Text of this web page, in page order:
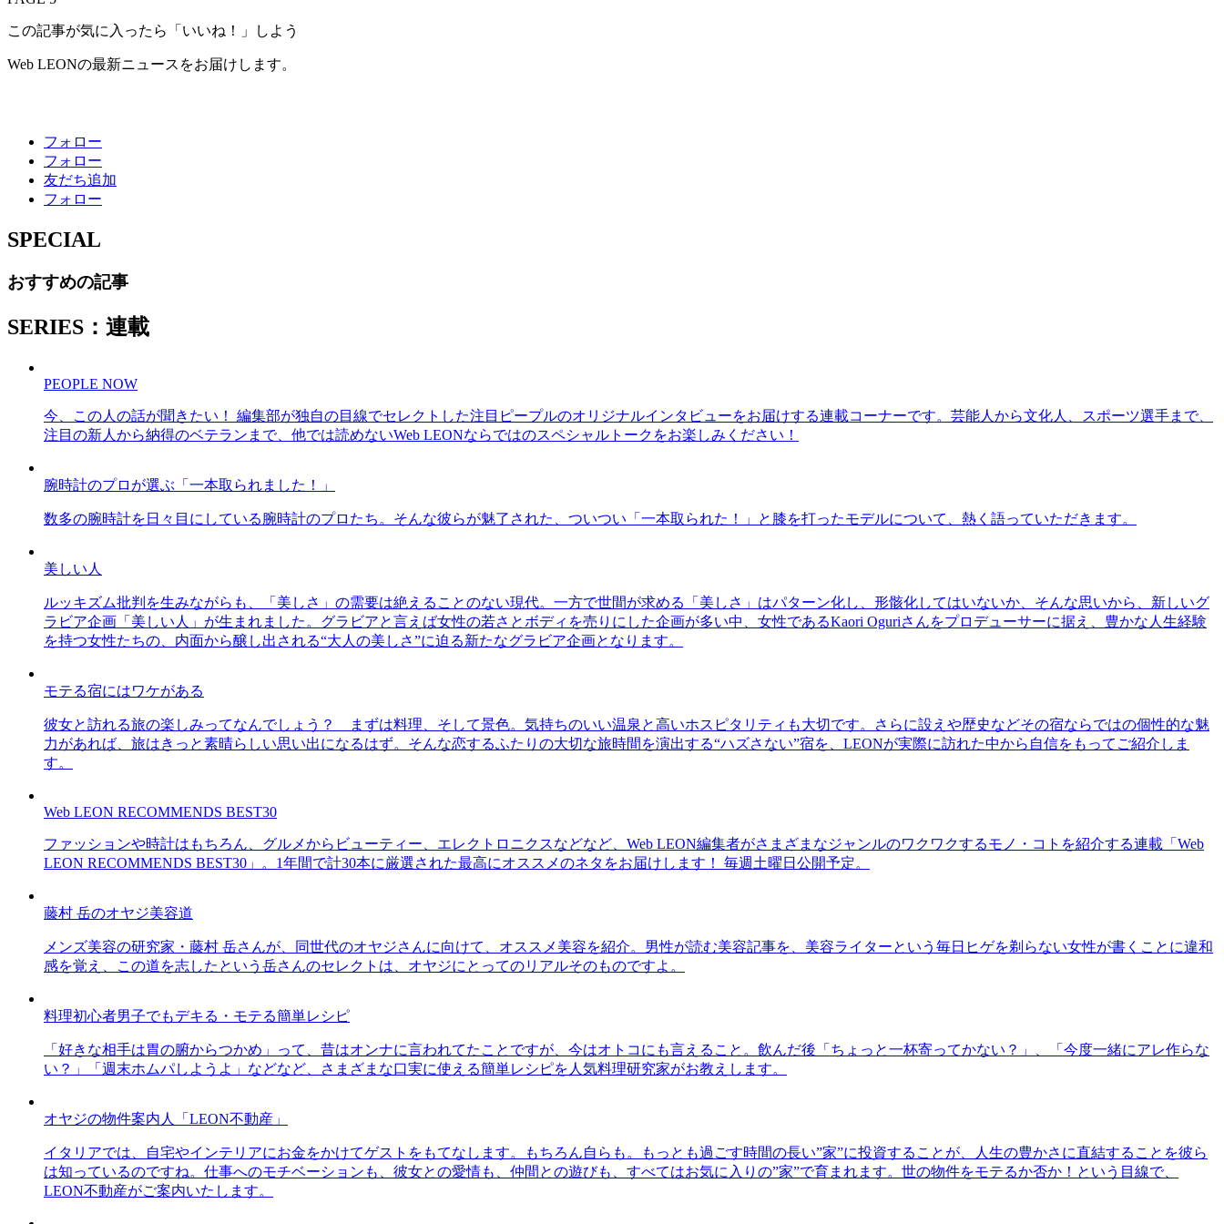
この記事が気に入ったら「いいね！」しよう
Web LEONの最新ニュースをお届けします。
フォロー
フォロー
友だち追加
フォロー
SPECIAL
おすすめの記事
SERIES：連載
PEOPLE NOW
今、この人の話が聞きたい！ 編集部が独自の目線でセレクトした注目ピープルのオリジナルインタビューをお届けする連載コーナーです。芸能人から文化人、スポーツ選手まで、
注目の新人から納得のベテランまで、他では読めないWeb LEONならではのスペシャルトークをお楽しみください！
腕時計のプロが選ぶ「一本取られました！」
数多の腕時計を日々目にしている腕時計のプロたち。そんな彼らが魅了された、ついつい「一本取られた！」と膝を打ったモデルについて、熱く語っていただきます。
美しい人
ルッキズム批判を生みながらも、「美しさ」の需要は絶えることのない現代。一方で世間が求める「美しさ」はパターン化し、形骸化してはいないか、そんな思いから、新しいグ
ラビア企画「美しい人」が生まれました。グラビアと言えば女性の若さとボディを売りにした企画が多い中、女性であるKaori Oguriさんをプロデューサーに据え、豊かな人生経験
を持つ女性たちの、内面から醸し出される“大人の美しさ”に迫る新たなグラビア企画となります。
モテる宿にはワケがある
彼女と訪れる旅の楽しみってなんでしょう？ まずは料理、そして景色。気持ちのいい温泉と高いホスピタリティも大切です。さらに設えや歴史などその宿ならではの個性的な魅
力があれば、旅はきっと素晴らしい思い出になるはず。そんな恋するふたりの大切な旅時間を演出する“ハズさない”宿を、LEONが実際に訪れた中から自信をもってご紹介しま
す。
Web LEON RECOMMENDS BEST30
ファッションや時計はもちろん、グルメからビューティー、エレクトロニクスなどなど、Web LEON編集者がさまざまなジャンルのワクワクするモノ・コトを紹介する連載「Web
LEON RECOMMENDS BEST30」。1年間で計30本に厳選された最高にオススメのネタをお届けします！ 毎週土曜日公開予定。
藤村 岳のオヤジ美容道
メンズ美容の研究家・藤村 岳さんが、同世代のオヤジさんに向けて、オススメ美容を紹介。男性が読む美容記事を、美容ライターという毎日ヒゲを剃らない女性が書くことに違和
感を覚え、この道を志したという岳さんのセレクトは、オヤジにとってのリアルそのものですよ。
料理初心者男子でもデキる・モテる簡単レシピ
「好きな相手は胃の腑からつかめ」って、昔はオンナに言われてたことですが、今はオトコにも言えること。飲んだ後「ちょっと一杯寄ってかない？」、「今度一緒にアレ作らな
い？」「週末ホムパしようよ」などなど、さまざまな口実に使える簡単レシピを人気料理研究家がお教えします。
オヤジの物件案内人「LEON不動産」
イタリアでは、自宅やインテリアにお金をかけてゲストをもてなします。もちろん自らも。もっとも過ごす時間の長い”家”に投資することが、人生の豊かさに直結することを彼ら
は知っているのですね。仕事へのモチベーションも、彼女との愛情も、仲間との遊びも、すべてはお気に入りの”家”で育まれます。世の物件をモテるか否か！という目線で、
LEON不動産がご案内いたします。